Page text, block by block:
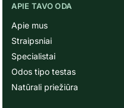
APIE TAVO ODA
Apie mus
Straipsniai
Specialistai
Odos tipo testas
Natūrali priežiūra